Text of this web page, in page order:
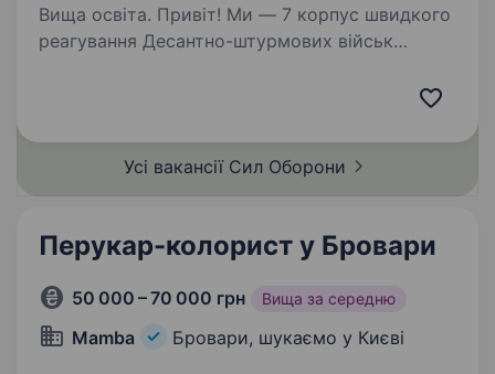
Вища освіта. Привіт! Ми — 7 корпус швидкого
реагування Десантно-штурмових військ
яка поєднує мужність, технології та високу
ти хочеш стати…
Усі вакансії Сил Оборони
Перукар-колорист у Бровари
50 000 – 70 000 грн Вища за середню
Mamba Бровари, шукаємо у Києві